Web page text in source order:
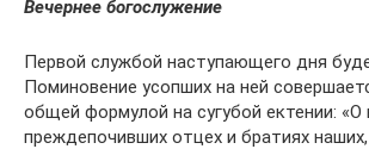
Вечернее богослужение
Первой службой наступающего дня
Поминовение усопших на ней
общей формулой на сугубой ектении: «О
преждепочивших отцех и братиях